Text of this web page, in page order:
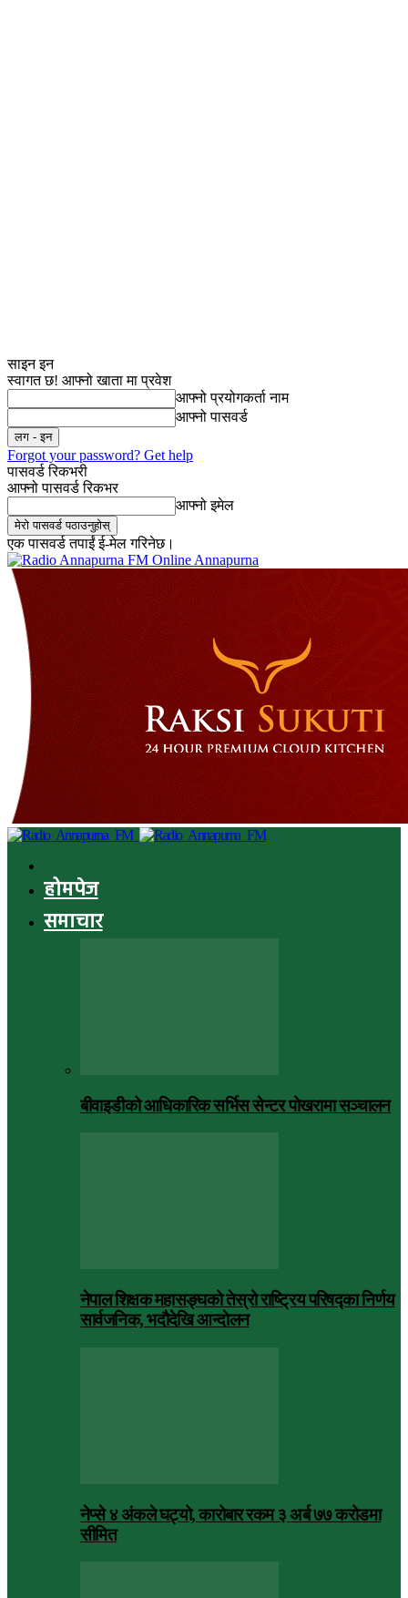
साइन इन
स्वागत छ! आफ्नो खाता मा प्रवेश
आफ्नो प्रयोगकर्ता नाम
आफ्नो पासवर्ड
Forgot your password? Get help
पासवर्ड रिकभरी
आफ्नो पासवर्ड रिकभर
आफ्नो इमेल
एक पासवर्ड तपाईं ई-मेल गरिनेछ।
Online Annapurna
होमपेज
समाचार
बीवाइडीको आधिकारिक सर्भिस सेन्टर पोखरामा सञ्चालन
नेपाल शिक्षक महासङ्घको तेस्रो राष्ट्रिय परिषद्का निर्णय
सार्वजनिक, भदाैदेखि आन्दाेलन
नेप्से ४ अंकले घट्यो, कारोबार रकम ३ अर्ब ७७ करोडमा
सीमित